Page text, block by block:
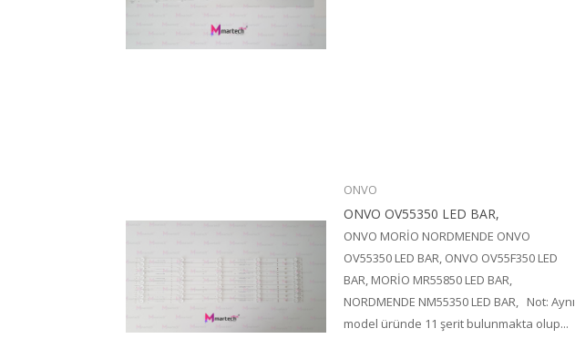
ONVO
ONVO OV55350 LED BAR,
ONVO MORİO NORDMENDE ONVO
OV55350 LED BAR, ONVO OV55F350 LED
BAR, MORİO MR55850 LED BAR,
NORDMENDE NM55350 LED BAR, Not: Aynı
model üründe 11 şerit bulunmakta olup...